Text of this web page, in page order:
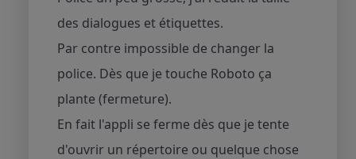
des dialogues et étiquettes.
Par contre impossible de changer la
police. Dès que je touche Roboto ça
plante (fermeture).
En fait l'appli se ferme dès que je tente
d'ouvrir un répertoire ou quelque chose